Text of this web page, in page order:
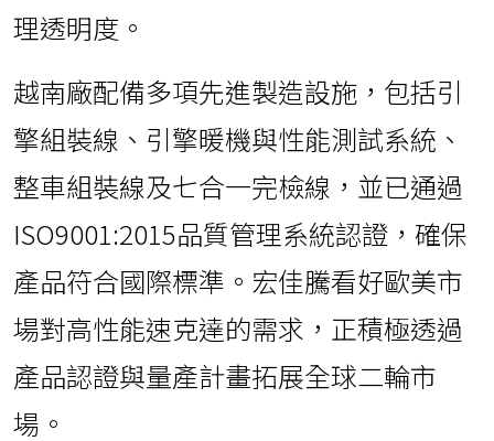
理透明度。
越南廠配備多項先進製造設施，包括引
擎組裝線、引擎暖機與性能測試系統、
整車組裝線及七合一完檢線，並已通過
ISO9001:2015品質管理系統認證，確保
產品符合國際標準。宏佳騰看好歐美市
場對高性能速克達的需求，正積極透過
產品認證與量產計畫拓展全球二輪市
場。